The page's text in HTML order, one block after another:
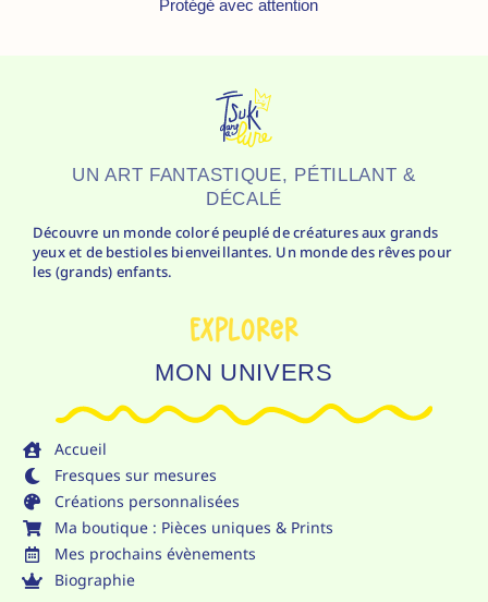
Protégé avec attention
UN ART FANTASTIQUE, PÉTILLANT &
DÉCALÉ
Découvre un monde coloré peuplé de créatures aux grands
yeux et de bestioles bienveillantes. Un monde des rêves pour
les (grands) enfants.
Explorer
MON UNIVERS
Accueil
Fresques sur mesures
Créations personnalisées
Ma boutique : Pièces uniques & Prints
Mes prochains évènements
Biographie